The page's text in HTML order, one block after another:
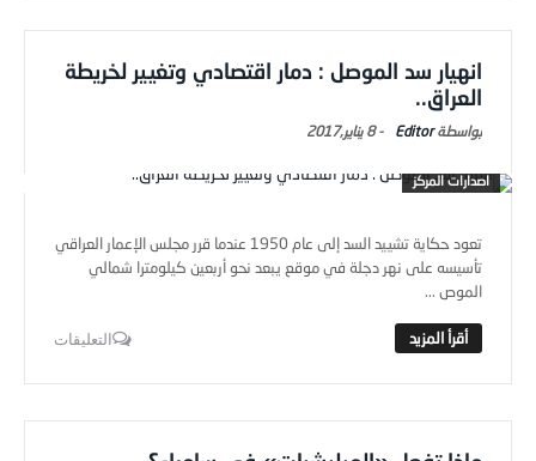
انهيار سد الموصل : دمار اقتصادي وتغيير لخريطة
العراق..
Editor
-8 يناير,2017
اصدارات المركز
تعود حكاية تشييد السد إلى عام 1950 عندما قرر مجلس الإعمار العراقي
تأسيسه على نهر دجلة في موقع يبعد نحو أربعين كيلومترا شمالي
الموص ...
التعليقات